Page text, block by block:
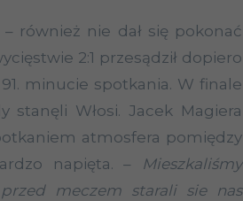
– również nie dał się pokonać
2:1 przesądził dopiero
minucie spotkania. W finale
Włosi. Jacek Magiera
atmosfera pomiędzy
napięta. –
Mieszkaliśmy
meczem starali sie nas